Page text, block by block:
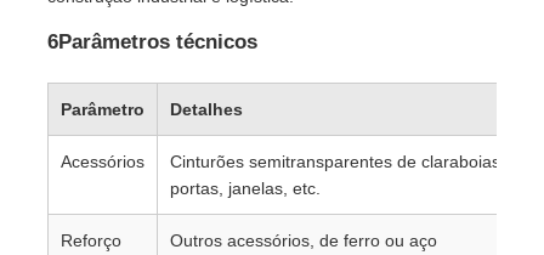
6Parâmetros técnicos
Parâmetro Detalhes
Acessórios
Cinturões semitransparentes de claraboias,
portas, janelas, etc.
Reforço
Outros acessórios, de ferro ou aço